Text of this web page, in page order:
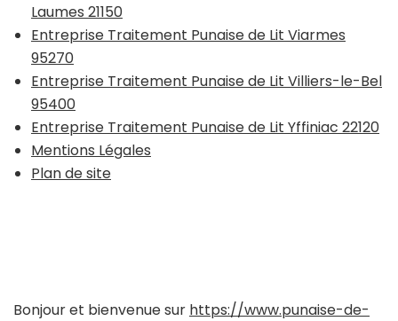
Laumes 21150
Entreprise Traitement Punaise de Lit Viarmes
95270
Entreprise Traitement Punaise de Lit Villiers-le-Bel
95400
Entreprise Traitement Punaise de Lit Yffiniac 22120
Mentions Légales
Plan de site
Bonjour et bienvenue sur https://www.punaise-de-